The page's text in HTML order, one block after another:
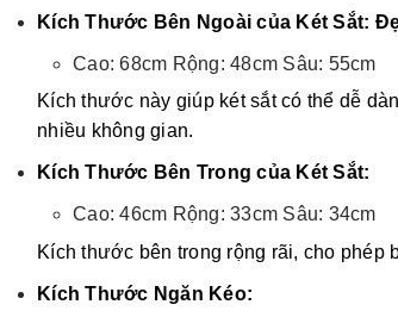
Kích Thước Bên Ngoài của Két Sắt:
Cao: 68cm Rộng: 48cm Sâu: 55cm
Kích thước này giúp két sắt có thể dễ
nhiều không gian.
Kích Thước Bên Trong của Két Sắt:
Cao: 46cm Rộng: 33cm Sâu: 34cm
Kích thước bên trong rộng rãi, cho phép
Kích Thước Ngăn Kéo: